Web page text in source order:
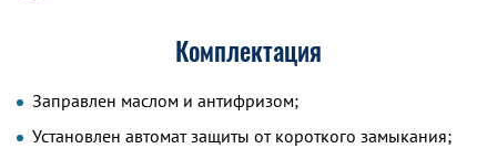
Комплектация
Заправлен маслом и антифризом;
Установлен автомат защиты от короткого замыкания;